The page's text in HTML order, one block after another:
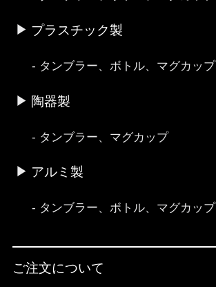
プラスチック製
タンブラー、ボトル、マグカップ
陶器製
タンブラー、マグカップ
アルミ製
タンブラー、ボトル、マグカップ
ご注文について